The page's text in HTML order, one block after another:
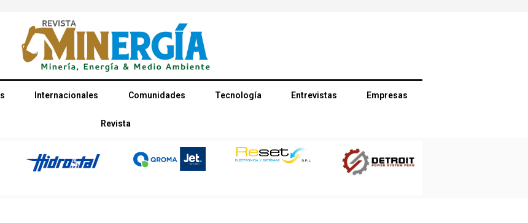
Internacionales Comunidades Tecnología Entrevistas Empresas
Revista